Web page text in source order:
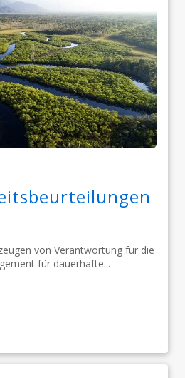
von Verantwortung für die
für dauerhafte...